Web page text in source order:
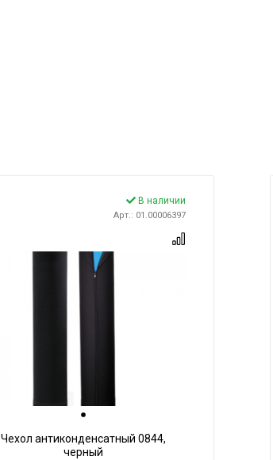
В наличии
Арт.: 01.00006397
Чехол антиконденсатный 0844,
черный